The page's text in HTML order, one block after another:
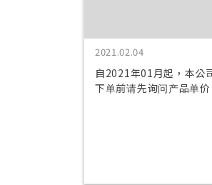
2021.02.04
自2021年01月起，本公
下单前请先询问产品单价